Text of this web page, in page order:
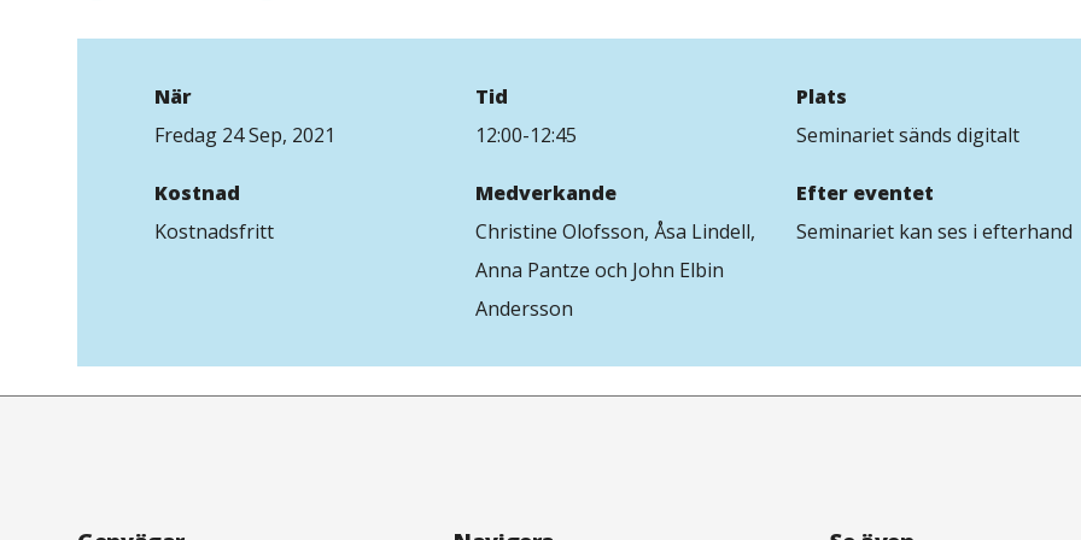
När
Fredag 24 Sep, 2021
Tid
12:00-12:45
Plats
Seminariet sänds digitalt
Kostnad
Kostnadsfritt
Medverkande
Christine Olofsson, Åsa Lindell,
Anna Pantze och John Elbin
Andersson
Efter eventet
Seminariet kan ses i efterhand